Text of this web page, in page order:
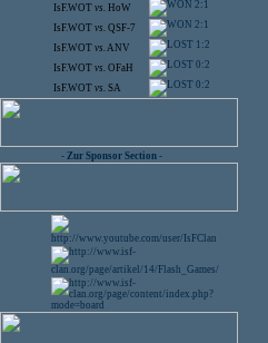
IsF.WOT vs. HoW 2:1
IsF.WOT vs. QSF-7 2:1
IsF.WOT vs.ANV 1:2
IsF.WOT vs. OFaH 0:2
IsF.WOT vs. SA 0:2
- Zur Sponsor Section -